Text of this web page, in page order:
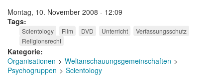
Montag, 10. November 2008 - 12:09
Tags
Scientology Film DVD Unterricht
Verfassungsschutz
Religionsrecht
Kategorie
Organisationen
Weltanschauungsgemeinschaften
Psychogruppen
Scientology